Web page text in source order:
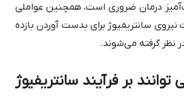
درمان ضروری است، همچنین عواملی
سانتریفیوژ برای بدست آوردن بازده
نظر گرفته می‌شوند.
بر فرآیند سانتریفیوژ